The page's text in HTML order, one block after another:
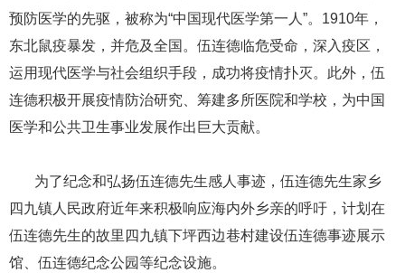
预防医学的先驱，被称为“中国现代医学第一人”。1910年，
东北鼠疫暴发，并危及全国。伍连德临危受命，深入疫区，
运用现代医学与社会组织手段，成功将疫情扑灭。此外，伍
连德积极开展疫情防治研究、筹建多所医院和学校，为中国
医学和公共卫生事业发展作出巨大贡献。
​​​​​​​ ​​​​​​​为了纪念和弘扬伍连德先生感人事迹，伍连德先生家乡
四九镇人民政府近年来积极响应海内外乡亲的呼吁，计划在
伍连德先生的故里四九镇下坪西边巷村建设伍连德事迹展示
馆、伍连德纪念公园等纪念设施。